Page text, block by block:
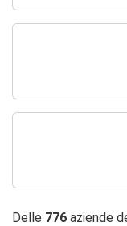
Delle 776 aziende